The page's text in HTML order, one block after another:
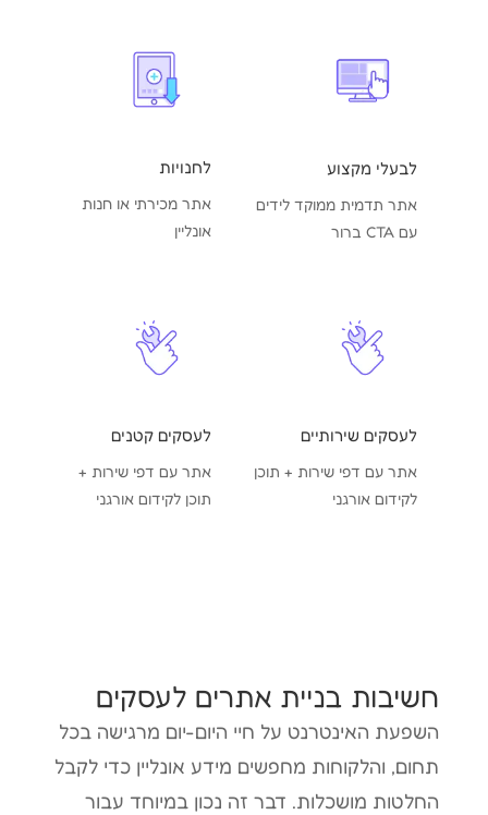
לבעלי מקצוע
אתר תדמית ממוקד לידים
עם CTA ברור
לחנויות
אתר מכירתי או חנות
אונליין
לעסקים שירותיים
אתר עם דפי שירות + תוכן
לקידום אורגני
לעסקים קטנים
אתר עם דפי שירות +
תוכן לקידום אורגני
חשיבות בניית אתרים לעסקים
השפעת האינטרנט על חיי היום-יום מרגישה בכל
תחום, והלקוחות מחפשים מידע אונליין כדי לקבל
החלטות מושכלות. דבר זה נכון במיוחד עבור